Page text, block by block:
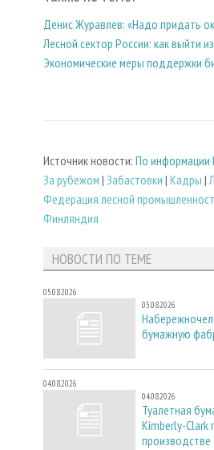
Денис Журавлев: «Надо придать
Лесной сектор России: как выйти
Экономические меры поддержки
Источник новости: По информации
За рубежом | Забастовки | Кадры |
Федерация лесной
Финляндия
НОВОСТИ ПО ТЕМЕ
05.08.2026
05.08.2026
бумажную
04.08.2026
04.08.2026
Туалетная
Kimberly-Clark
производстве